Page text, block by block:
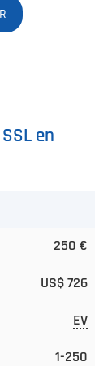
en
250 €
US$ 726
EV
1-250